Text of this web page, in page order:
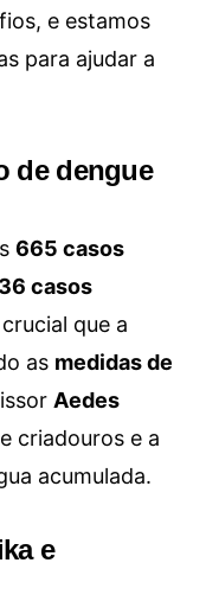
e estamos
para ajudar a
de dengue
665 casos
36 casos
crucial que a
as medidas de
Aedes
criadouros e a
acumulada.
e